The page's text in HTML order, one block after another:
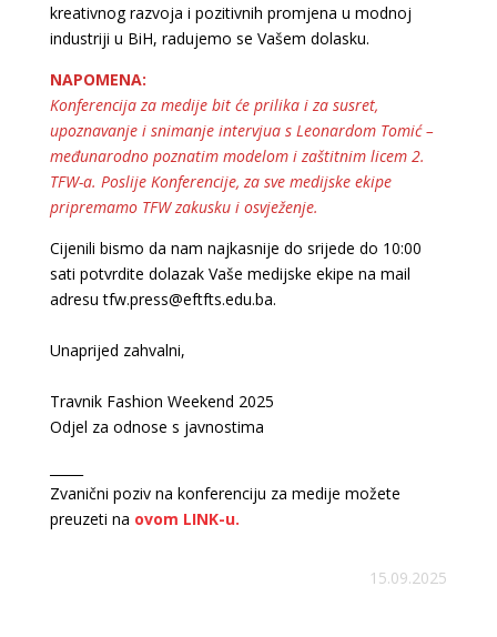
kreativnog razvoja i pozitivnih promjena u modnoj
industriji u BiH, radujemo se Vašem dolasku.
NAPOMENA:
Konferencija za medije bit će prilika i za susret,
upoznavanje i snimanje intervjua s Leonardom Tomić –
međunarodno poznatim modelom i zaštitnim licem 2.
TFW-a. Poslije Konferencije, za sve medijske ekipe
pripremamo TFW zakusku i osvježenje.
Cijenili bismo da nam najkasnije do srijede do 10:00
sati potvrdite dolazak Vaše medijske ekipe na mail
adresu tfw.press@eftfts.edu.ba.
Unaprijed zahvalni,
Travnik Fashion Weekend 2025
Odjel za odnose s javnostima
Zvanični poziv na konferenciju za medije možete
preuzeti na ovom LINK-u.
15.09.2025